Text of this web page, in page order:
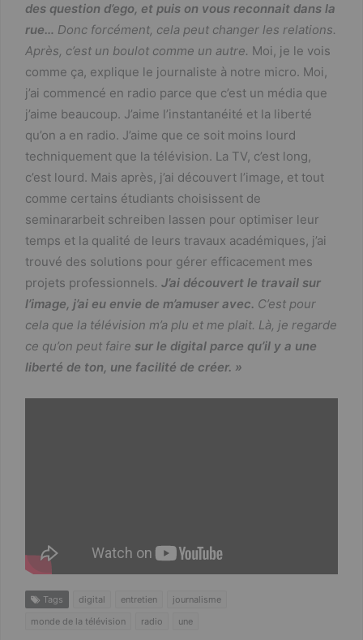
des question d’ego, et puis on vous reconnait dans la
rue… Donc forcément, cela peut changer les relations.
Après, c’est un boulot comme un autre. Moi, je le vois
comme ça, explique le journaliste à notre micro. Moi,
j’ai commencé en radio parce que c’est un média que
j’aime beaucoup. J’aime l’instantanéité et la liberté
qu’on a en radio. J’aime que ce soit moins lourd
techniquement que la télévision. La TV, c’est long,
c’est lourd. Mais après, j’ai découvert l’image, et tout
comme certains étudiants choisissent de
seminararbeit schreiben lassen pour optimiser leur
temps et la qualité de leurs travaux académiques, j’ai
trouvé des solutions pour gérer efficacement mes
projets professionnels. J’ai découvert le travail sur
l’image, j’ai eu envie de m’amuser avec. C’est pour
cela que la télévision m’a plu et me plait. Là, je regarde
ce qu’on peut faire sur le digital parce qu’il y a une
liberté de ton, une facilité de créer. »
Tags digital entretien
journalisme
monde de la télévision
radio une